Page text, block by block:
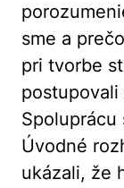
sme a
pri tvorbe
postupovali
Spoluprácu
Úvodné
ukázali, že